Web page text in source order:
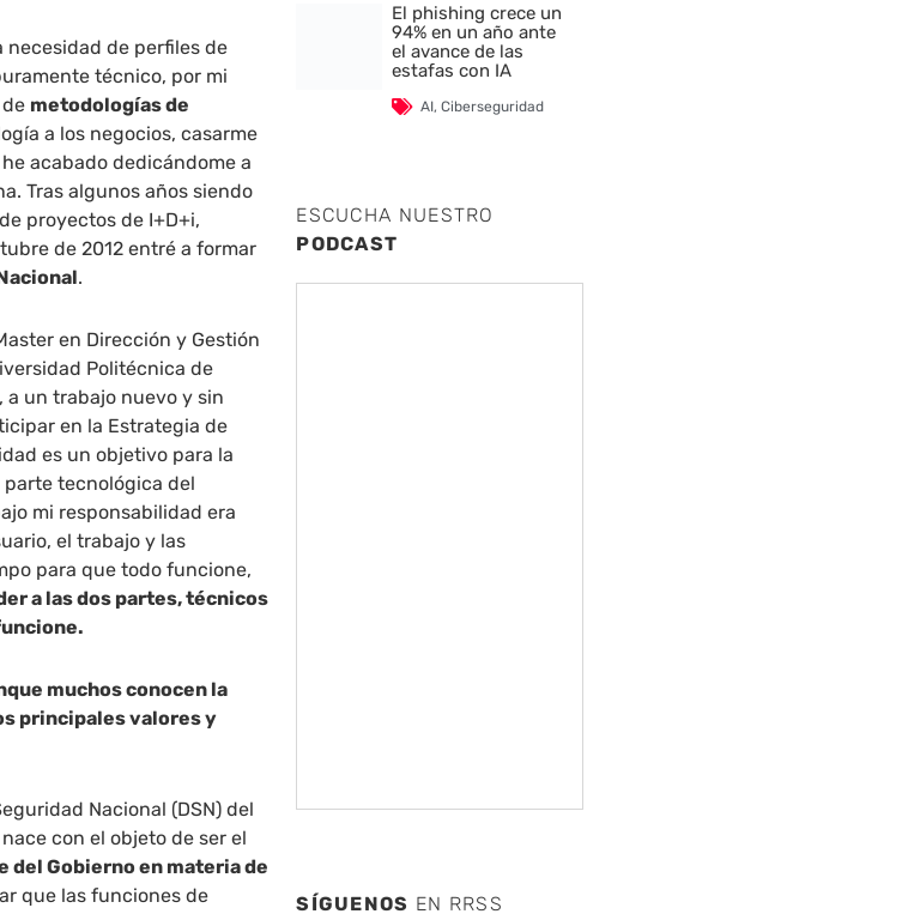
necesidad de perfiles de
técnico, por mi
metodologías de
a los negocios, casarme
acabado dedicándome a
Tras algunos años siendo
proyectos de I+D+i,
de 2012 entré a formar
.
en Dirección y Gestión
Politécnica de
a un trabajo nuevo y sin
en la Estrategia de
es un objetivo para la
parte tecnológica del
mi responsabilidad era
el trabajo y las
para que todo funcione,
a las dos partes, técnicos
muchos conocen la
principales valores y
Nacional (DSN) del
con el objeto de ser el
del Gobierno en materia de
que las funciones de
El phishing crece un
94% en un año ante
el avance de las
estafas con IA
AI,Ciberseguridad
ESCUCHA NUESTRO
PODCAST
SÍGUENOS EN RRSS